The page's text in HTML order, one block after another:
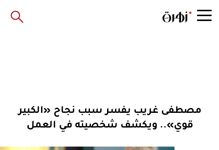
مصطفى غريب يفسر سبب نجاح «الكبير
قوي».. ويكشف شخصيته في العمل